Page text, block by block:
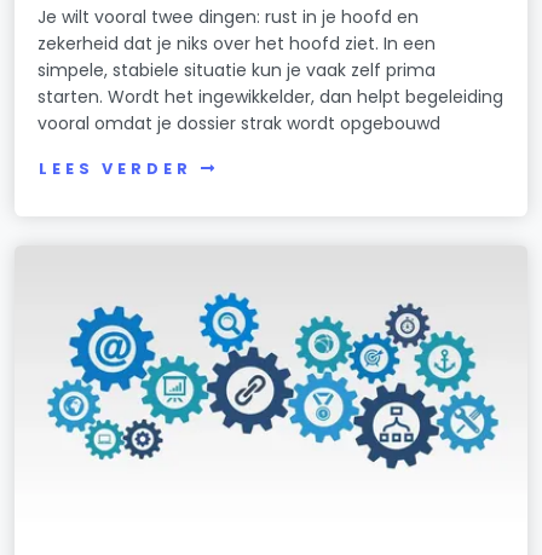
Je wilt vooral twee dingen: rust in je hoofd en
zekerheid dat je niks over het hoofd ziet. In een
simpele, stabiele situatie kun je vaak zelf prima
starten. Wordt het ingewikkelder, dan helpt begeleiding
vooral omdat je dossier strak wordt opgebouwd
LEES VERDER